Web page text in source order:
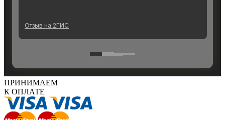
ПРИНИМАЕМ
К ОПЛАТЕ